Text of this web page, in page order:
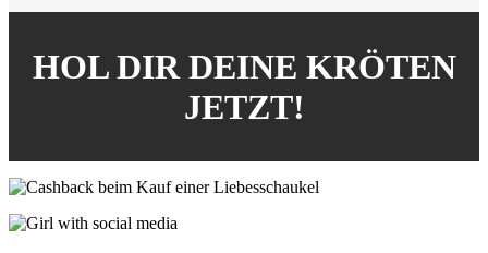
HOL DIR DEINE KRÖTEN
JETZT!